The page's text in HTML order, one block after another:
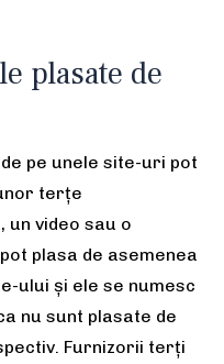
plasate de
pe unele site-uri pot
terțe
video sau o
plasa de asemenea
ului și ele se numesc
nu sunt plasate de
Furnizorii terți